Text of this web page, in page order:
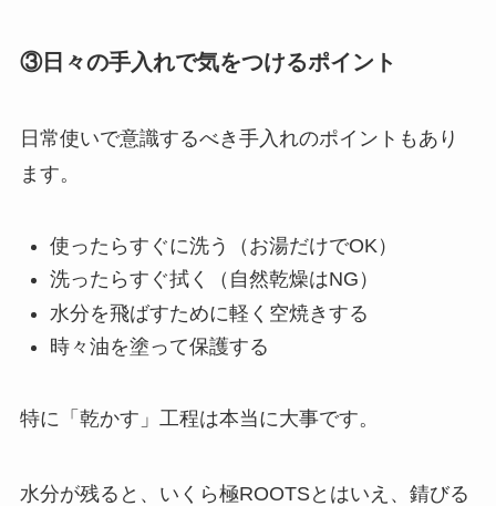
③日々の手入れで気をつけるポイント
日常使いで意識するべき手入れのポイントもあり
ます。
使ったらすぐに洗う（お湯だけでOK）
洗ったらすぐ拭く（自然乾燥はNG）
水分を飛ばすために軽く空焼きする
時々油を塗って保護する
特に「乾かす」工程は本当に大事です。
水分が残ると、いくら極ROOTSとはいえ、錆びる